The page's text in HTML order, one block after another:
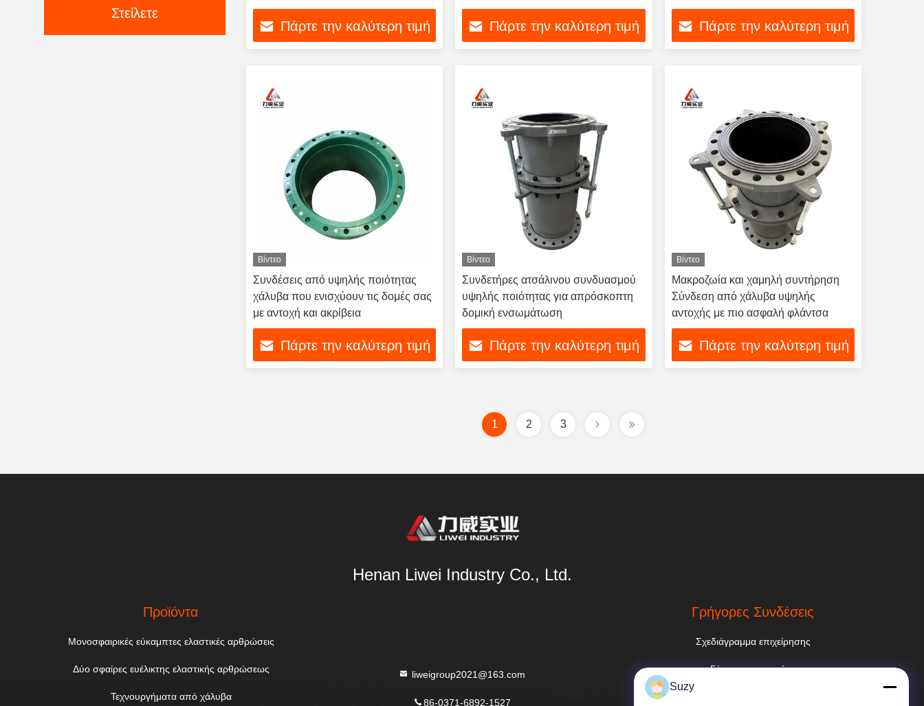
Στείλετε
δαχτυλίδι
Πάρτε την καλύτερη τιμή Πάρτε την καλύτερη τιμή Πάρτε την καλύτερη τιμή
Βίντεο
Συνδέσεις από υψηλής ποιότητας
χάλυβα που ενισχύουν τις δομές σας
με αντοχή και ακρίβεια
Πάρτε την καλύτερη τιμή
Βίντεο
Συνδετήρες ατσάλινου συνδυασμού
υψηλής ποιότητας για απρόσκοπτη
δομική ενσωμάτωση
Πάρτε την καλύτερη τιμή
Βίντεο
Μακροζωία και χαμηλή συντήρηση
Σύνδεση από χάλυβα υψηλής
αντοχής με πιο ασφαλή φλάντσα
Πάρτε την καλύτερη τιμή
1 2 3
Henan Liwei Industry Co., Ltd.
Προϊόντα
Μονοσφαιρικές εύκαμπτες ελαστικές αρθρώσεις
Δύο σφαίρες ευέλικτης ελαστικής αρθρώσεως
Τεχνουργήματα από χάλυβα
liweigroup2021@163.com
86-0371-6892-1527
Γρήγορες Συνδέσεις
Σχεδιάγραμμα επιχείρησης
Γύρος εργοστασίων
Suzy